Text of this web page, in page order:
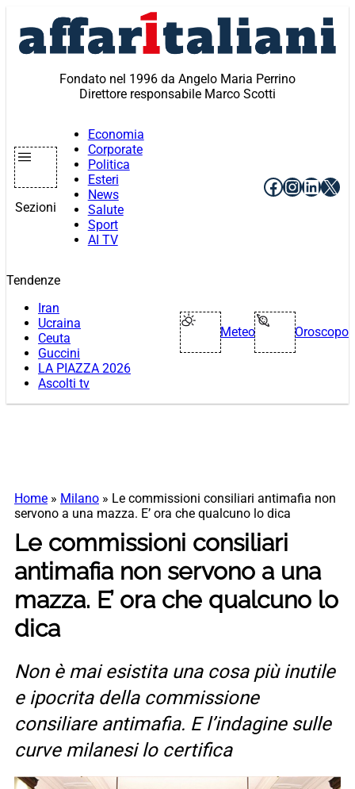
contenuto
Fondato nel 1996 da Angelo Maria Perrino
Direttore responsabile Marco Scotti
Sezioni
Economia
Corporate
Politica
Esteri
News
Salute
Sport
AI TV
Facebook
X
Tendenze
Iran
Ucraina
Ceuta
Guccini
LA PIAZZA 2026
Ascolti tv
Meteo Oroscopo
Home » Milano » Le commissioni consiliari antimafia non
servono a una mazza. E’ ora che qualcuno lo dica
Le commissioni consiliari
antimafia non servono a una
mazza. E’ ora che qualcuno lo
dica
Non è mai esistita una cosa più inutile
e ipocrita della commissione
consiliare antimafia. E l’indagine sulle
curve milanesi lo certifica